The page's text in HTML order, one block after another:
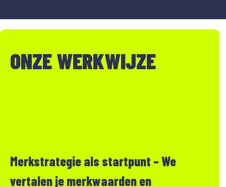
ONZE WERKWIJZE
Merkstrategie als startpunt – We
vertalen je merkwaarden en